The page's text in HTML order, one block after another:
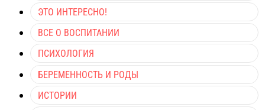
ЭТО ИНТЕРЕСНО!
ВСЕ О ВОСПИТАНИИ
ПСИХОЛОГИЯ
БЕРЕМЕННОСТЬ И РОДЫ
ИСТОРИИ